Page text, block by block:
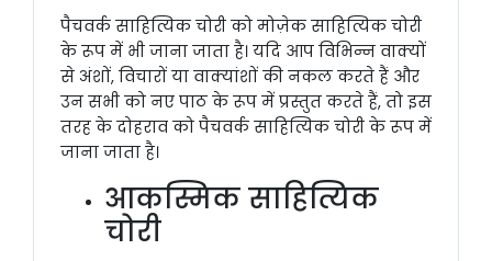
पैचवर्क साहित्यिक चोरी को मोज़ेक साहित्यिक चोरी
के रूप में भी जाना जाता है। यदि आप विभिन्न वाक्यों
से अंशों, विचारों या वाक्यांशों की नकल करते हैं और
उन सभी को नए पाठ के रूप में प्रस्तुत करते हैं, तो इस
तरह के दोहराव को पैचवर्क साहित्यिक चोरी के रूप में
जाना जाता है।
आकस्मिक साहित्यिक
चोरी